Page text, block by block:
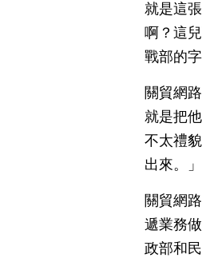
就是這
啊？這
戰部的
關貿網
就是把
不太禮
出來。」
關貿網
遞業務
政部和